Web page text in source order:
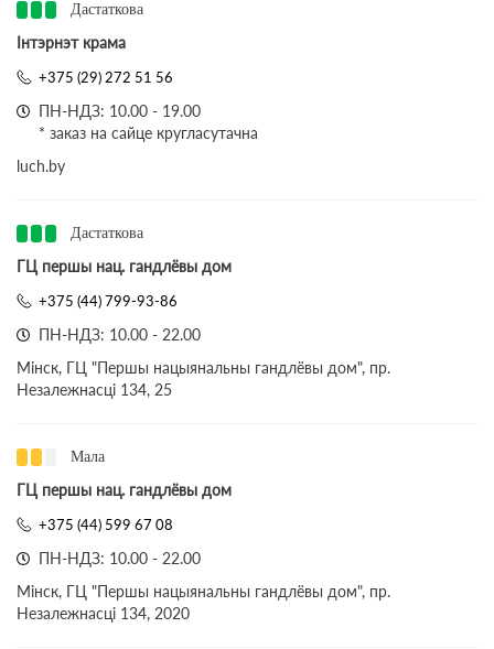
Дастаткова
Інтэрнэт крама
+375 (29) 272 51 56
ПН-НДЗ: 10.00 - 19.00
* заказ на сайце кругласутачна
luch.by
Дастаткова
ГЦ першы нац. гандлёвы дом
+375 (44) 799-93-86
ПН-НДЗ: 10.00 - 22.00
Мінск, ГЦ "Першы нацыянальны гандлёвы дом", пр.
Незалежнасці 134, 25
Мала
ГЦ першы нац. гандлёвы дом
+375 (44) 599 67 08
ПН-НДЗ: 10.00 - 22.00
Мінск, ГЦ "Першы нацыянальны гандлёвы дом", пр.
Незалежнасці 134, 2020